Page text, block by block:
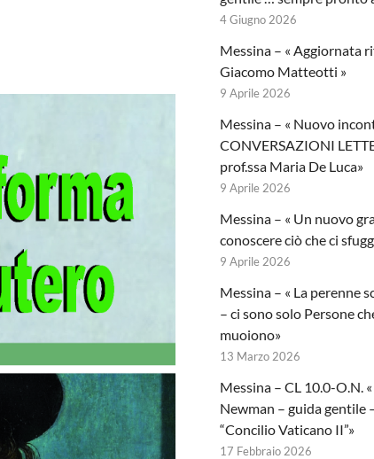
4 Giugno 2026
Messina – « Aggiornata
Giacomo Matteotti »
9 Aprile 2026
Messina – « Nuovo
CONVERSAZIONI
prof.ssa Maria De Luca»
9 Aprile 2026
Messina – « Un nuovo
conoscere ciò che ci
9 Aprile 2026
Messina – « La perenne
– ci sono solo Persone
muoiono»
13 Marzo 2026
Messina – CL 10.0-O.N.
Newman – guida gentile
“Concilio Vaticano II”»
17 Febbraio 2026